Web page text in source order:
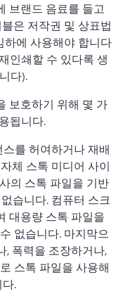
브랜드 음료를 들고
은 저작권 및 상표법
하에 사용해야 합니다
인쇄할 수 있다록 생
다).
보호하기 위해 몇 가
됩니다.
를 허여하거나 재배
체 스톡 미디어 사이
의 스톡 파일을 기반
습니다. 컴퓨터 스크
대용량 스톡 파일을
없습니다. 마지막으
, 폭력을 조장하거나,
스톡 파일을 사용해
.